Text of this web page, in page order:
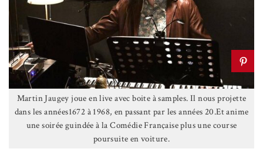
Martin Jaugey joue en live avec boite à samples. Il nous projette
dans les années1672 à 1968, en passant par les années 20.Et anime
une soirée guindée à la Comédie Française plus une course
poursuite en voiture.